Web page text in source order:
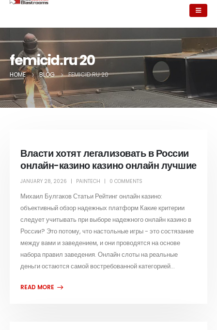
femicid.ru 20
HOME BLOG FEMICID.RU 20
Власти хотят легализовать в России
онлайн-казино казино онлайн лучшие
JANUARY 28, 2026 PAINTECH 0 COMMENTS
Михаил Булгаков Статьи Рейтинг онлайн казино:
объективный обзор надежных платформ Какие критерии
следует учитывать при выборе надежного онлайн казино в
России? Это потому, что настольные игры - это состязание
между вами и заведением, и они проводятся на основе
набора правил заведения. Онлайн слоты на реальные
деньги остаются самой востребованной категорией...